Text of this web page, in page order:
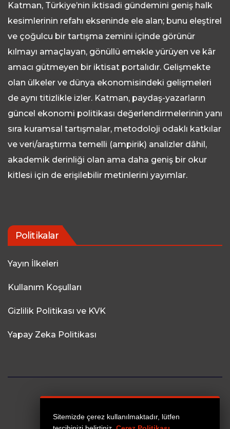
Sitemizde çerez kullanılmaktadır, lütfen
Katman, Türkiye’nin iktisadi gündemini geniş halk
kesimlerinin refahı ekseninde ele alan; bunu eleştirel
ve çoğulcu bir tartışma zemini içinde görünür
kılmayı amaçlayan, gönüllü emekle yürüyen ve kâr
amacı gütmeyen bir iktisat portalıdır. Gelişmekte
olan ülkeler ve dünya ekonomisindeki gelişmeleri
de aynı titizlikle izler. Katman, paydaş-yazarların
güncel ekonomi politikası değerlendirmelerinin yanı
sıra kuramsal tartışmalar, metodoloji odaklı katkılar
ve veri/araştırma temelli (ampirik) analizler dâhil,
akademik derinliği olan ama daha geniş bir okur
kitlesi için de erişilebilir metinlerini yayımlar.
Politikalar
Yayın İlkeleri
Kullanım Koşulları
Gizlilik Politikası ve KVK
Yapay Zeka Politikası